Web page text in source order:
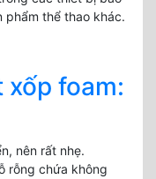
phẩm thể thao khác.
foam:
nên rất nhẹ.
rỗng chứa không